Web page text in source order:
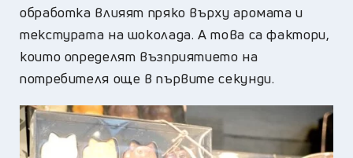
обработка влияят пряко върху аромата и
текстурата на шоколада. А това са фактори,
които определят възприятието на
потребителя още в първите секунди.